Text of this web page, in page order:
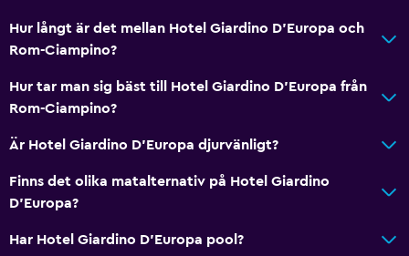
Dusch
Bidé
Hårfön
Toalett
Toalettpapper
Hur långt är det mellan Hotel Giardino D'Europa och
Rom-Ciampino?
Hur tar man sig bäst till Hotel Giardino D'Europa från
Rom-Ciampino?
Är Hotel Giardino D'Europa djurvänligt?
Finns det olika matalternativ på Hotel Giardino
D'Europa?
Har Hotel Giardino D'Europa pool?